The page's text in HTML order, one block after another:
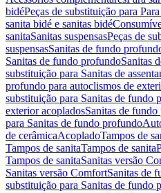
bidéPeças de substituição para
sanita bidé e sanitas bidé
sanitaSanitas suspensasPeças de
suspensasSanitas de fundo
Sanitas de fundo profundoSanitas
substituição para Sanitas de
profundo para autoclismos de
substituição para Sanitas de fundo
exterior acopladosSanitas de
para Sanitas de fundo profundo
de cerâmicaAcopladoTampos de
Tampos de sanitaTampos de sanita
Tampos de sanitaSanitas versão
Sanitas versão ComfortSanitas de
substituição para Sanitas de fundo